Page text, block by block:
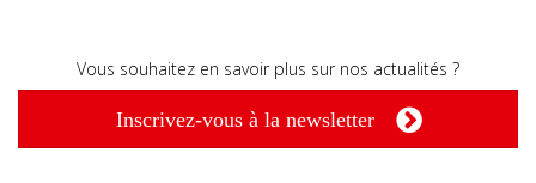
Vous souhaitez en savoir plus sur nos actualités ?
Inscrivez-vous à la newsletter